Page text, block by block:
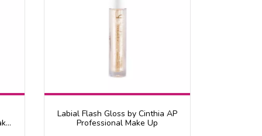
Labial Flash Gloss by Cinthia AP
Professional Make Up